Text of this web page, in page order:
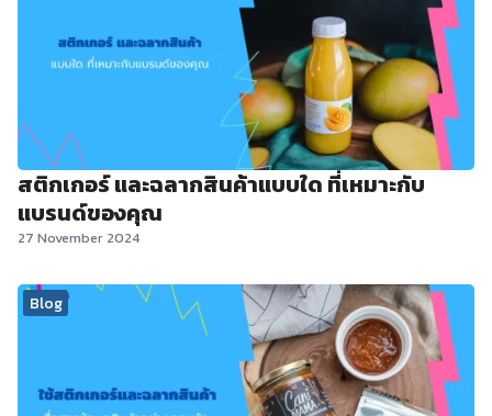
สติกเกอร์ และฉลากสินค้าแบบใด ที่เหมาะกับ
แบรนด์ของคุณ
27 November 2024
Blog